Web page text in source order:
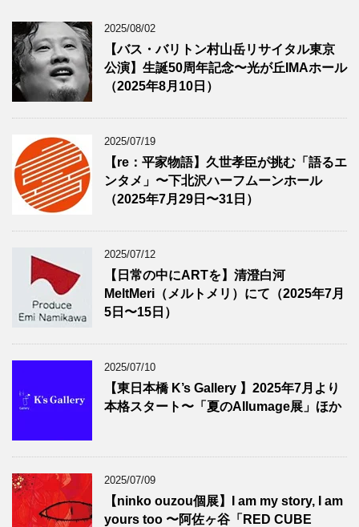
2025/08/02
【バス・バリトン村山岳リサイタル東京
公演】生誕50周年記念〜光が丘IMAホール
（2025年8月10日）
2025/07/19
【re：平家物語】久世孝臣が挑む「語るエ
ンタメ」〜下北沢ハーフムーンホール
（2025年7月29日〜31日）
2025/07/12
【日常の中にARTを】清澄白河
MeltMeri（メルトメリ）にて（2025年7月
5日〜15日）
2025/07/10
【東日本橋 K’s Gallery 】2025年7月より
本格スタート〜「夏のAllumage展」ほか
2025/07/09
【ninko ouzou個展】I am my story, I am
yours too 〜阿佐ヶ谷「RED CUBE